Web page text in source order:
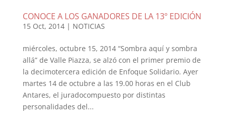
CONOCE A LOS GANADORES DE LA 13º EDICIÓN
15 Oct, 2014| NOTICIAS
miércoles, octubre 15, 2014 “Sombra aquí y sombra
allá” de Valle Piazza, se alzó con el primer premio de
la decimotercera edición de Enfoque Solidario. Ayer
martes 14 de octubre a las 19.00 horas en el Club
Antares, el juradocompuesto por distintas
personalidades del...